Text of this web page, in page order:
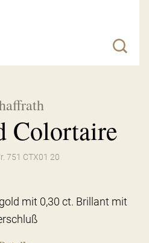
Colortaire
751 CTX01 20
mit 0,30 ct. Brillant mit